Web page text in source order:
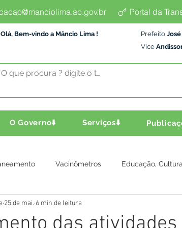
Portal da
Olá, Bem-vindo a Mâncio Lima ! Prefeito
Vice
O Governo⬇️ Serviços⬇️
Vacinômetros Educação,
e Transporte Assistência Social
25 de mai. 6 min de leitura